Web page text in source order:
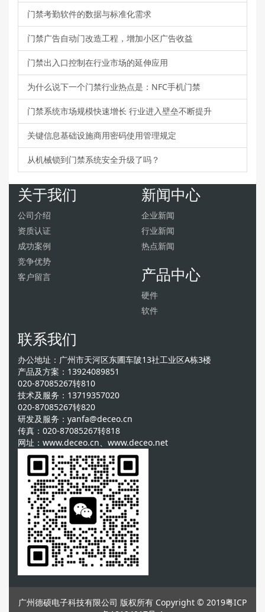
门禁考勤软件的数据与标准化需求
门禁广告自动门改造工程，增加小区广告收益
门禁出入口控制在行业市场的延伸应用
为什么说下一个门禁行业热点是：NFC手机门禁
门禁系统市场规模快速增长 行业进入壁垒不断提升
关键信息基础设施商用密码使用管理规定
从机械锁到门禁系统安全升级了吗？
关于我们
公司介绍
资质认证
成功案例
竞争优势
客户留言
新闻中心
企业新闻
行业新闻
热点新闻
产品中心
硬件
软件
联系我们
办公地址：广州市天河区东圃车陂13社工业区A栋3楼
产品及方案：13924089851
020-87085267转810
技术及服务：13719357020
020-87085267转820
研发及服务：yanfa@deceo.cn
传真：020-87085267转818
网址：www.deceo.cn、www.deceo.net
广州德硕电子科技有限公司 版权所有 Copyright © 2019粤ICP